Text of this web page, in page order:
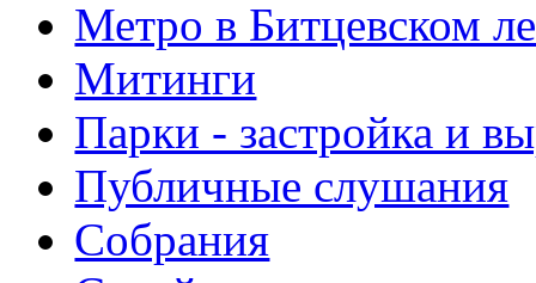
Метро в Битцевском
Митинги
Парки - застройка и
Публичные слушания
Собрания